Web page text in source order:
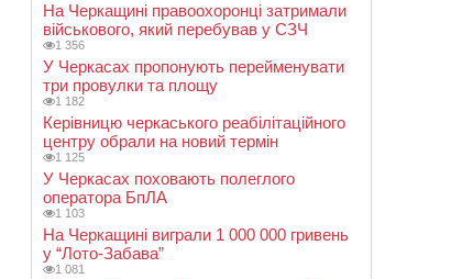
На Черкащині правоохоронці затримали
військового, який перебував у СЗЧ
1 356
У Черкасах пропонують перейменувати
три провулки та площу
1 182
Керівницю черкаського реабілітаційного
центру обрали на новий термін
1 125
У Черкасах поховають полеглого
оператора БпЛА
1 103
На Черкащині виграли 1 000 000 гривень
у “Лото-Забава”
1 081